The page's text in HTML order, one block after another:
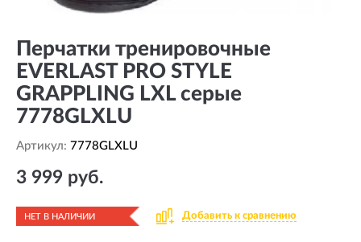
Перчатки тренировочные
EVERLAST PRO STYLE
GRAPPLING LXL серые
7778GLXLU
Артикул: 7778GLXLU
3 999 руб.
НЕТ В НАЛИЧИИ Добавить к сравнению